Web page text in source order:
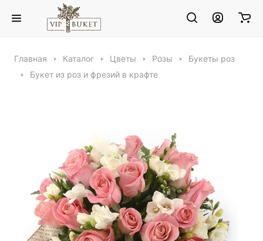
Главная Каталог Цветы Розы
Букеты роз
Букет из роз и фрезий в крафте